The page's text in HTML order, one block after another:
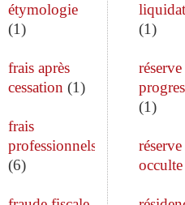
étymologie
(1)
frais après
cessation (1)
frais
professionnels
(6)
(1)
(1)
réserve
occulte